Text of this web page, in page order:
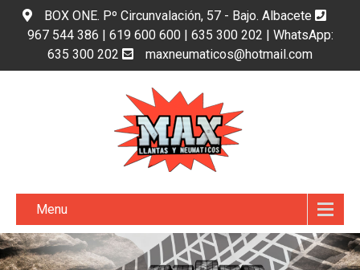
BOX ONE. Pº Circunvalación, 57 - Bajo. Albacete
967 544 386 | 619 600 600 | 635 300 202 | WhatsApp:
635 300 202
maxneumaticos@hotmail.com
Menu